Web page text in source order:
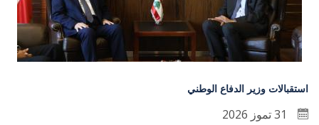
استقبالات وزير الدفاع الوطني